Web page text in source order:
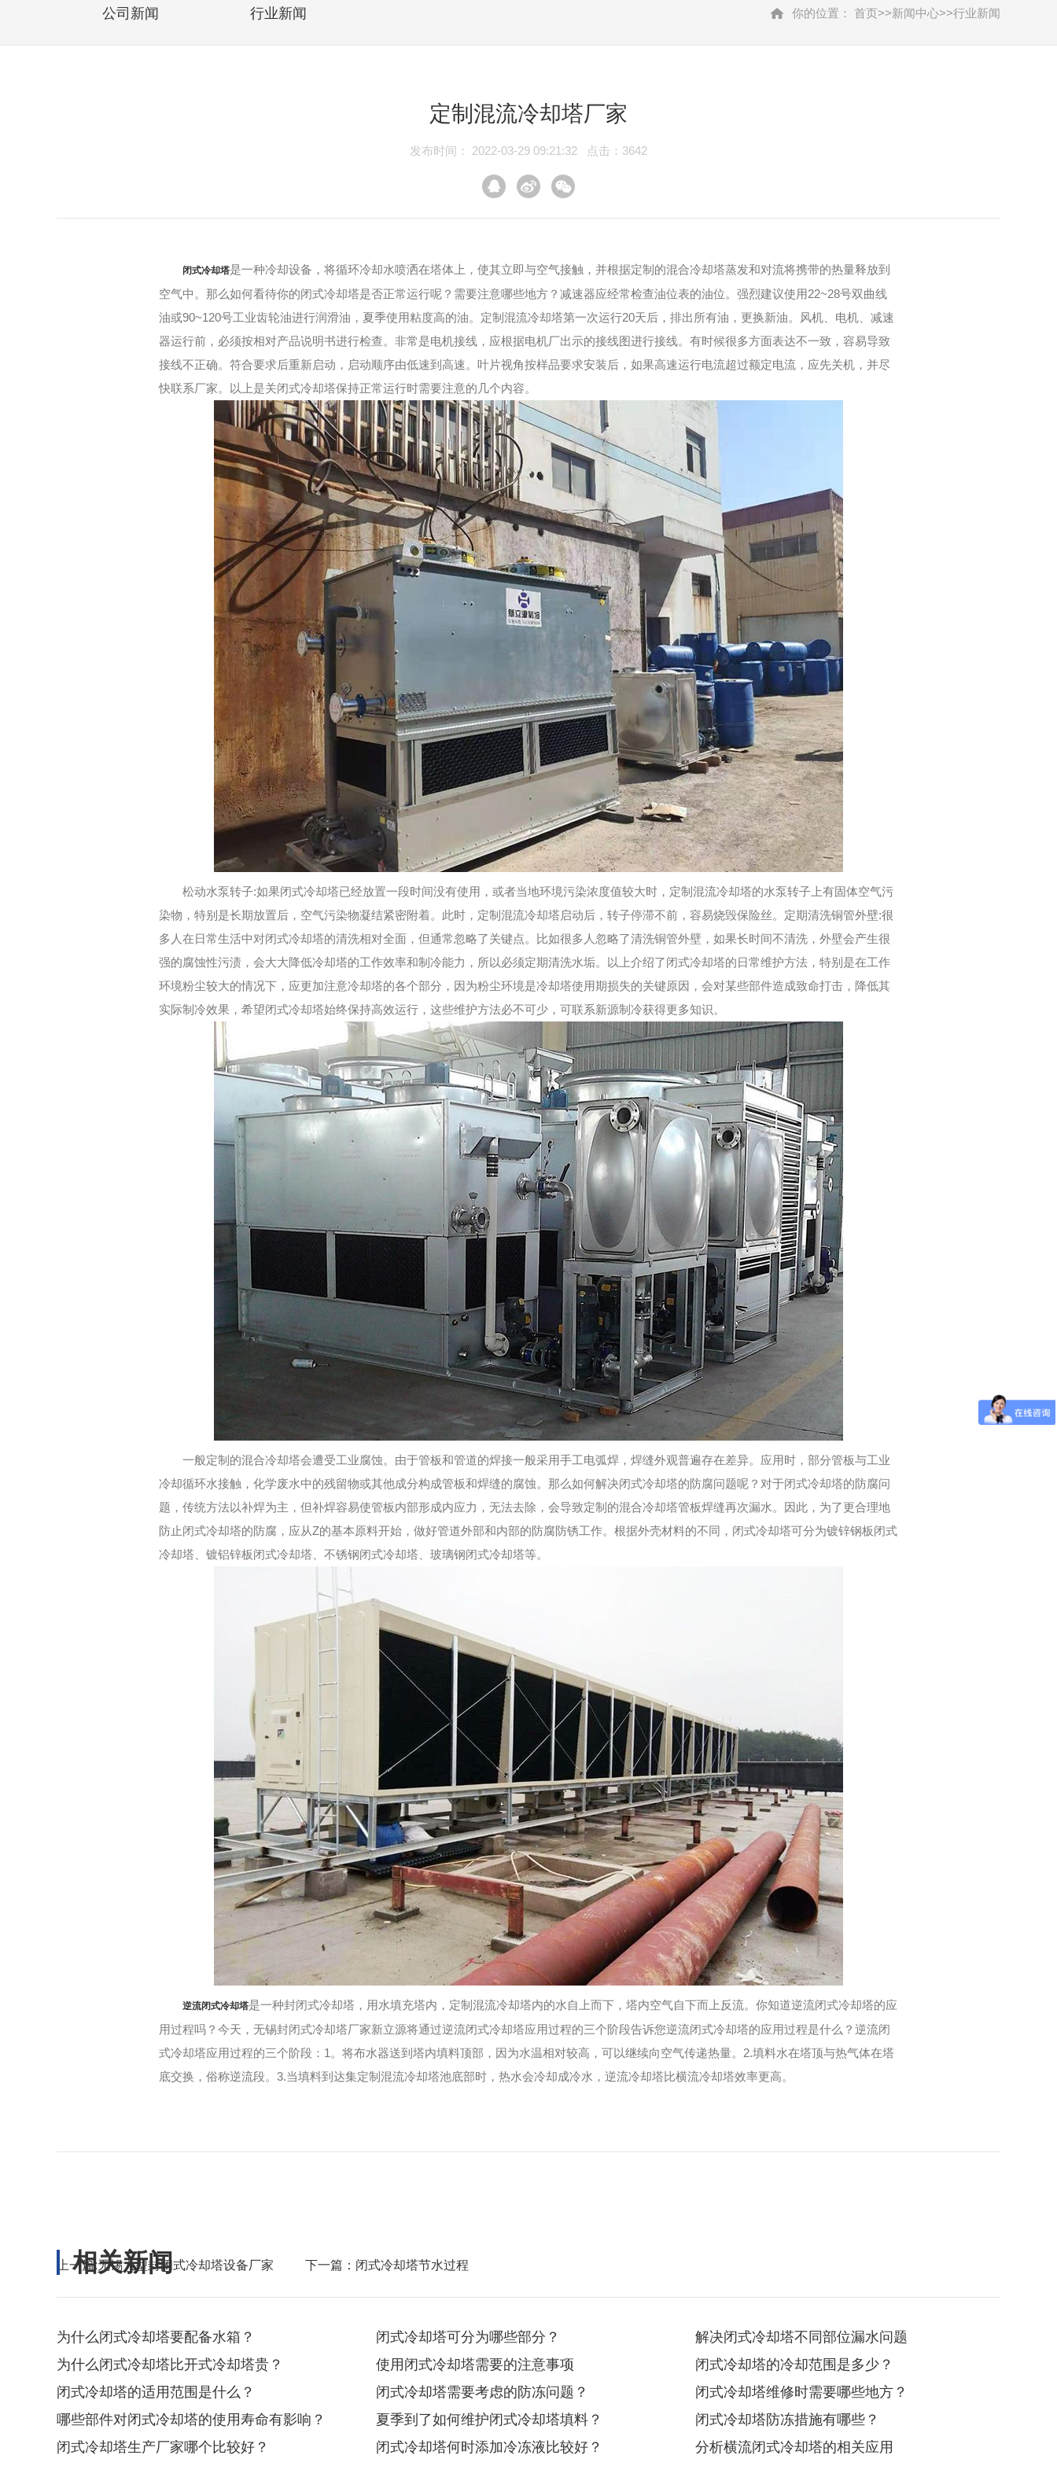
公司新闻 行业新闻 你的位置： 首页>>新闻中心>>行业新闻
定制混流冷却塔厂家
发布时间： 2022-03-29 09:21:32 点击：3642
闭式冷却塔是一种冷却设备，将循环冷却水喷洒在塔体上，使其立即与空气接触，并根据定制的混合冷却塔蒸发和对流将携带的热量释放到
空气中。那么如何看待你的闭式冷却塔是否正常运行呢？需要注意哪些地方？减速器应经常检查油位表的油位。强烈建议使用22~28号双曲线
油或90~120号工业齿轮油进行润滑油，夏季使用粘度高的油。定制混流冷却塔第一次运行20天后，排出所有油，更换新油。风机、电机、减速
器运行前，必须按相对产品说明书进行检查。非常是电机接线，应根据电机厂出示的接线图进行接线。有时候很多方面表达不一致，容易导致
接线不正确。符合要求后重新启动，启动顺序由低速到高速。叶片视角按样品要求安装后，如果高速运行电流超过额定电流，应先关机，并尽
快联系厂家。以上是关闭式冷却塔保持正常运行时需要注意的几个内容。
松动水泵转子:如果闭式冷却塔已经放置一段时间没有使用，或者当地环境污染浓度值较大时，定制混流冷却塔的水泵转子上有固体空气污
染物，特别是长期放置后，空气污染物凝结紧密附着。此时，定制混流冷却塔启动后，转子停滞不前，容易烧毁保险丝。定期清洗铜管外壁:很
多人在日常生活中对闭式冷却塔的清洗相对全面，但通常忽略了关键点。比如很多人忽略了清洗铜管外壁，如果长时间不清洗，外壁会产生很
强的腐蚀性污渍，会大大降低冷却塔的工作效率和制冷能力，所以必须定期清洗水垢。以上介绍了闭式冷却塔的日常维护方法，特别是在工作
环境粉尘较大的情况下，应更加注意冷却塔的各个部分，因为粉尘环境是冷却塔使用期损失的关键原因，会对某些部件造成致命打击，降低其
实际制冷效果，希望闭式冷却塔始终保持高效运行，这些维护方法必不可少，可联系新源制冷获得更多知识。
一般定制的混合冷却塔会遭受工业腐蚀。由于管板和管道的焊接一般采用手工电弧焊，焊缝外观普遍存在差异。应用时，部分管板与工业
冷却循环水接触，化学废水中的残留物或其他成分构成管板和焊缝的腐蚀。那么如何解决闭式冷却塔的防腐问题呢？对于闭式冷却塔的防腐问
题，传统方法以补焊为主，但补焊容易使管板内部形成内应力，无法去除，会导致定制的混合冷却塔管板焊缝再次漏水。因此，为了更合理地
防止闭式冷却塔的防腐，应从Z的基本原料开始，做好管道外部和内部的防腐防锈工作。根据外壳材料的不同，闭式冷却塔可分为镀锌钢板闭式
冷却塔、镀铝锌板闭式冷却塔、不锈钢闭式冷却塔、玻璃钢闭式冷却塔等。
逆流闭式冷却塔是一种封闭式冷却塔，用水填充塔内，定制混流冷却塔内的水自上而下，塔内空气自下而上反流。你知道逆流闭式冷却塔的应
用过程吗？今天，无锡封闭式冷却塔厂家新立源将通过逆流闭式冷却塔应用过程的三个阶段告诉您逆流闭式冷却塔的应用过程是什么？逆流闭
式冷却塔应用过程的三个阶段：1。将布水器送到塔内填料顶部，因为水温相对较高，可以继续向空气传递热量。2.填料水在塔顶与热气体在塔
底交换，俗称逆流段。3.当填料到达集定制混流冷却塔池底部时，热水会冷却成冷水，逆流冷却塔比横流冷却塔效率更高。
上一篇:无锡大型封闭式冷却塔设备厂家 下一篇： 闭式冷却塔节水过程
相关新闻
为什么闭式冷却塔要配备水箱？ 闭式冷却塔可分为哪些部分？
解决闭式冷却塔不同部位漏水问题
为什么闭式冷却塔比开式冷却塔贵？
使用闭式冷却塔需要的注意事项
闭式冷却塔的冷却范围是多少？
闭式冷却塔的适用范围是什么？
闭式冷却塔需要考虑的防冻问题？
闭式冷却塔维修时需要哪些地方？
哪些部件对闭式冷却塔的使用寿命有影响？
夏季到了如何维护闭式冷却塔填料？
闭式冷却塔防冻措施有哪些？
闭式冷却塔生产厂家哪个比较好？
闭式冷却塔何时添加冷冻液比较好？ 分析横流闭式冷却塔的相关应用